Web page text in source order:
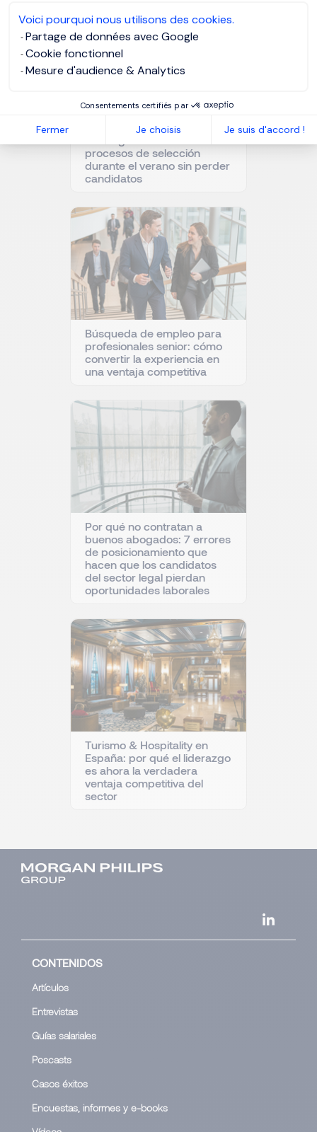
Voici pourquoi nous utilisons des cookies.
Partage de données avec Google
Cookie fonctionnel
Mesure d'audience & Analytics
Consentements certifiés par
Fermer Je choisis Je suis d'accord !
procesos de selección
durante el verano sin perder
candidatos
Búsqueda de empleo para
profesionales senior: cómo
convertir la experiencia en
una ventaja competitiva
Por qué no contratan a
buenos abogados: 7 errores
de posicionamiento que
hacen que los candidatos
del sector legal pierdan
oportunidades laborales
Turismo & Hospitality en
España: por qué el liderazgo
es ahora la verdadera
ventaja competitiva del
sector
CONTENIDOS
Artículos
Entrevistas
Guías salariales
Poscasts
Casos éxitos
Encuestas, informes y e-books